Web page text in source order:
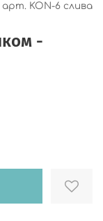
арт. KON-6 слива
-